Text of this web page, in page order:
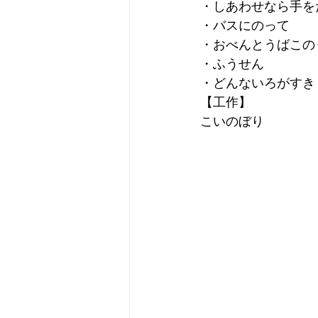
・しあわせなら手
・バスにのって
・おべんとうばこの
・ふうせん
・どんないろがすき
【工作】
こいのぼり